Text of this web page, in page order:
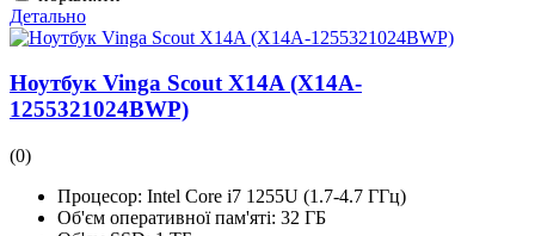
Детально
Ноутбук Vinga Scout X14A (X14A-
1255321024BWP)
(0)
Процесор: Intel Core i7 1255U (1.7-4.7 ГГц)
Об'єм оперативної пам'яті: 32 ГБ